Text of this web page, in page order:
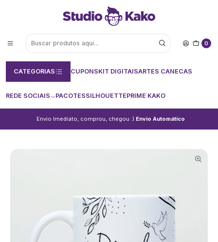
0
CATEGORIAS CUPONSKIT DIGITAISARTES CANECAS
REDE SOCIAIS PACOTESSILHOUETTEPRIME KAKO
Envio Imediato, comprou, chegou :) Envio Automático